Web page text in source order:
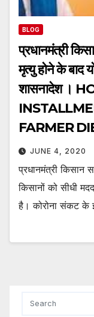
BLOG
प्रधानमंत्री
मृत्यु होने के बाद
शासनादेश । HOW TO GET
FARMER
? JUNE 4, 2020
प्रधानमंत्री
किसानों को सीधी
है। कोरोना संकट के